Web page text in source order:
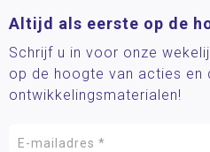
Altijd als eerste op de
Schrijf u in voor onze
op de hoogte van acties en
ontwikkelingsmaterialen!